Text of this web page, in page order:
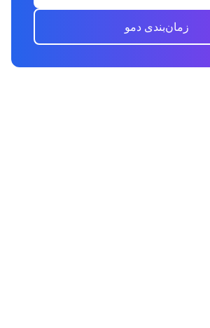
زمان‌بندی دمو